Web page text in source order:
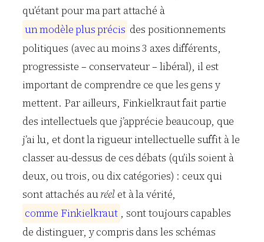
qu’étant pour ma part attaché à
unmodèleplusprécis des positionnements
politiques (avec au moins 3 axes différents,
progressiste – conservateur – libéral), il est
important de comprendre ce que les gens y
mettent. Par ailleurs, Finkielkraut fait partie
des intellectuels que j’apprécie beaucoup, que
j’ai lu, et dont la rigueur intellectuelle suffit à le
classer au-dessus de ces débats (qu’ils soient à
deux, ou trois, ou dix catégories) : ceux qui
sont attachés auréelet à la vérité,
comme Finkielkraut , sont toujours capables
de distinguer, y compris dans les schémas